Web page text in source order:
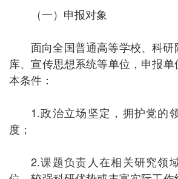
（一）申报对象
面向全国普通高等学校、科
库、宣传思想系统等单位，申报
本条件：
1.政治立场坚定，拥护党的
度；
2.课题负责人在相关研究领